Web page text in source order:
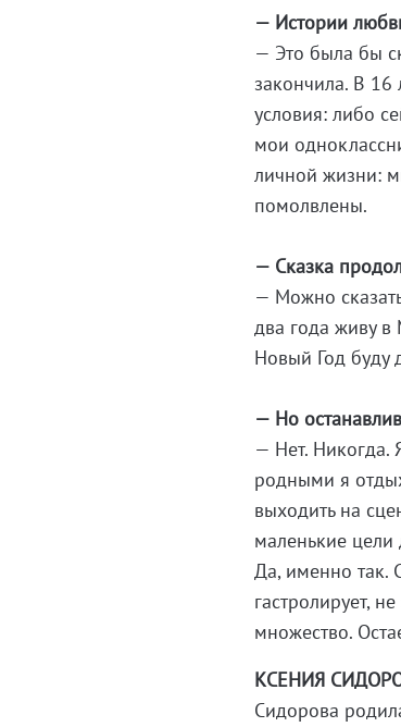
— Истории
— Это была бы
закончила. В 16
условия: либо
мои
личной жизни:
помолвлены.
— Сказка
— Можно
два года живу в
Новый Год буду
— Но
— Нет. Никогда.
родными я
выходить на
маленькие цели
Да, именно так.
гастролирует,
множество.
КСЕНИЯ
Сидорова